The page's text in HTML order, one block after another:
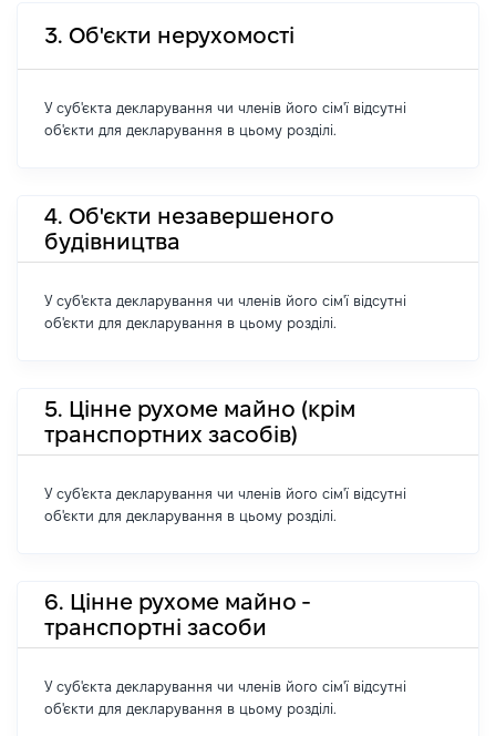
3. Об'єкти нерухомості
У суб'єкта декларування чи членів його сім'ї відсутні
об'єкти для декларування в цьому розділі.
4. Об'єкти незавершеного
будівництва
У суб'єкта декларування чи членів його сім'ї відсутні
об'єкти для декларування в цьому розділі.
5. Цінне рухоме майно (крім
транспортних засобів)
У суб'єкта декларування чи членів його сім'ї відсутні
об'єкти для декларування в цьому розділі.
6. Цінне рухоме майно -
транспортні засоби
У суб'єкта декларування чи членів його сім'ї відсутні
об'єкти для декларування в цьому розділі.